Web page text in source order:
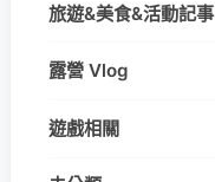
旅遊&美食&活動記事
露營 Vlog
遊戲相關